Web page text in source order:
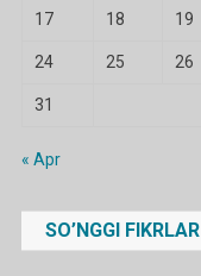
17 18 19
24 25 26
31
« Apr
SO’NGGI FIKRLAR